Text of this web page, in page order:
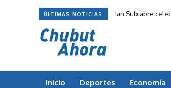
ÚLTIMAS NOTICIAS Ian Subiabre
Inicio Deportes Economía